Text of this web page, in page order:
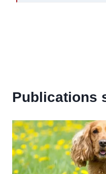
Publications